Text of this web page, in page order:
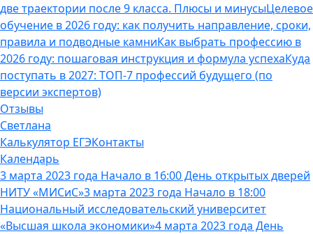
две траектории после 9 класса. Плюсы и минусыЦелевое
обучение в 2026 году: как получить направление, сроки,
правила и подводные камниКак выбрать профессию в
2026 году: пошаговая инструкция и формула успехаКуда
поступать в 2027: ТОП-7 профессий будущего (по
версии экспертов)
Отзывы
Светлана
Калькулятор ЕГЭКонтакты
Календарь
3 марта 2023 года Начало в 16:00 День открытых дверей
НИТУ «МИСиС»3 марта 2023 года Начало в 18:00
Национальный исследовательский университет
«Высшая школа экономики»4 марта 2023 года День